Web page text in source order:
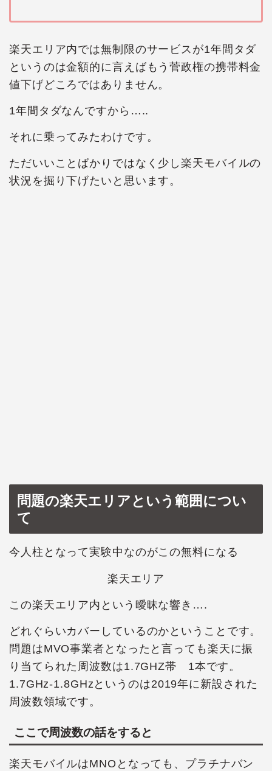
楽天エリア内では無制限のサービスが1年間タダ
というのは金額的に言えばもう菅政権の携帯料金
値下げどころではありません。
1年間タダなんですから…..
それに乗ってみたわけです。
ただいいことばかりではなく少し楽天モバイルの
状況を掘り下げたいと思います。
問題の楽天エリアという範囲につい
て
今人柱となって実験中なのがこの無料になる
楽天エリア
この楽天エリア内という曖昧な響き….
どれぐらいカバーしているのかということです。
問題はMVO事業者となったと言っても楽天に振
り当てられた周波数は1.7GHZ帯 1本です。
1.7GHz-1.8GHzというのは2019年に新設された
周波数領域です。
ここで周波数の話をすると
楽天モバイルはMNOとなっても、プラチナバン